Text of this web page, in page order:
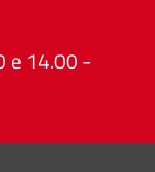
e 14.00 -